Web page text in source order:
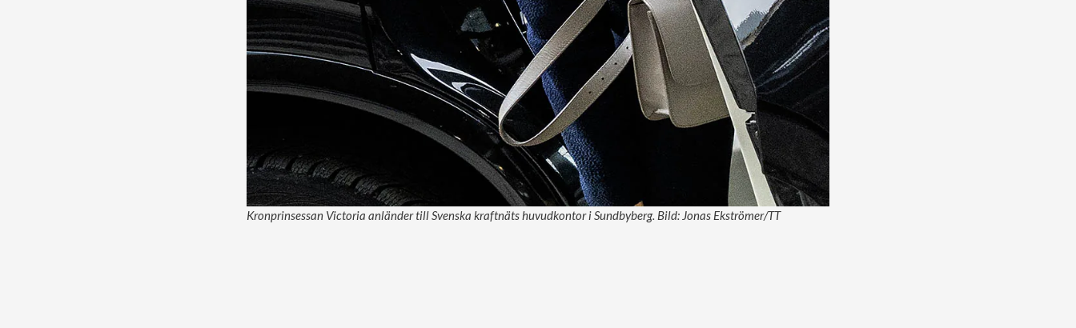
Kronprinsessan Victoria anländer till Svenska kraftnäts huvudkontor i Sundbyberg. Bild: Jonas Ekströmer/TT